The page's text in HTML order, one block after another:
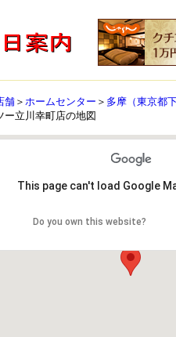
舗 ＞ ホームセンター ＞ 多摩（東京都
ー立川幸町店の地図
This page can't load Google
Do you own this website?